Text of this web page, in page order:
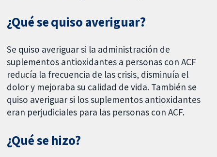
¿Qué se quiso averiguar?
Se quiso averiguar si la administración de
suplementos antioxidantes a personas con ACF
reducía la frecuencia de las crisis, disminuía el
dolor y mejoraba su calidad de vida. También se
quiso averiguar si los suplementos antioxidantes
eran perjudiciales para las personas con ACF.
¿Qué se hizo?